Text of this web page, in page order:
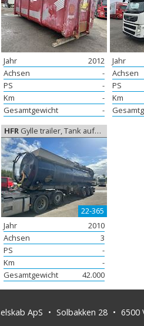
Jahr
2012
Achsen
-
PS
-
Km
-
Gesamtgewicht
-
Jahr
Achsen
PS
Km
HFR Gylle trailer, Tank aufbau
22-365
Jahr
2010
Achsen
3
PS
-
Km
-
Gesamtgewicht
42.000
ApS Solbakken 28 6500